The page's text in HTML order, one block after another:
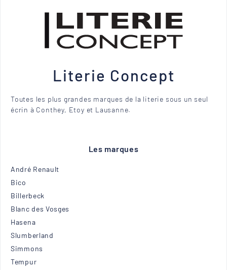
Literie Concept
Toutes les plus grandes marques de la literie sous un seul
écrin à Conthey, Etoy et Lausanne.
Les marques
André Renault
Bico
Billerbeck
Blanc des Vosges
Hasena
Slumberland
Simmons
Tempur